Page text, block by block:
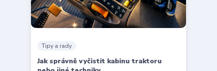
Tipy a rady
Jak správně vyčistit kabinu traktoru